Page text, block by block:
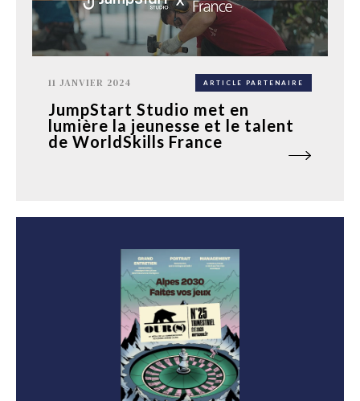
11 JANVIER 2024 ARTICLE PARTENAIRE
JumpStart Studio met en
lumière la jeunesse et le talent
de WorldSkills France